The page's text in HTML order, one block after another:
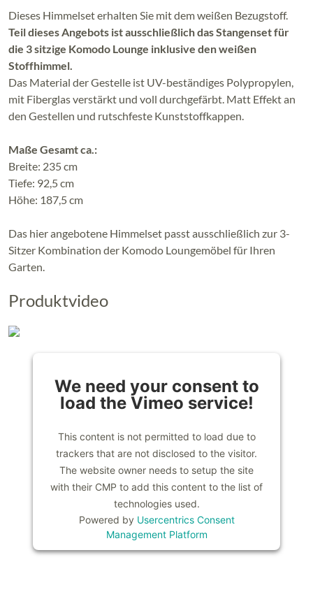
Dieses Himmelset erhalten Sie mit dem weißen Bezugstoff.
Teil dieses Angebots ist ausschließlich das Stangenset für
die 3 sitzige Komodo Lounge inklusive den weißen
Stoffhimmel.
Das Material der Gestelle ist UV-beständiges Polypropylen,
mit Fiberglas verstärkt und voll durchgefärbt. Matt Effekt an
den Gestellen und rutschfeste Kunststoffkappen.
Maße Gesamt ca.:
Breite: 235 cm
Tiefe: 92,5 cm
Höhe: 187,5 cm
Das hier angebotene Himmelset passt ausschließlich zur 3-
Sitzer Kombination der Komodo Loungemöbel für Ihren
Garten.
Produktvideo
We need your consent to
load the Vimeo service!
This content is not permitted to load due to
trackers that are not disclosed to the visitor.
The website owner needs to setup the site
with their CMP to add this content to the list of
technologies used.
Powered by Usercentrics Consent
Management Platform